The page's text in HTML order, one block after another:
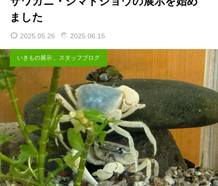
ました
2025.05.26 2025.06.15
いきもの展示 , スタッフブログ